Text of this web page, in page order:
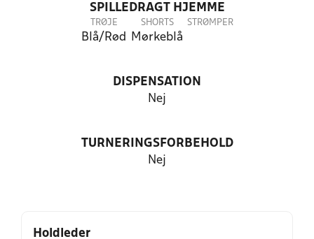
SPILLEDRAGT HJEMME
TRØJE
Blå/Rød
SHORTS
Mørkeblå
STRØMPER
DISPENSATION
Nej
TURNERINGSFORBEHOLD
Nej
Holdleder